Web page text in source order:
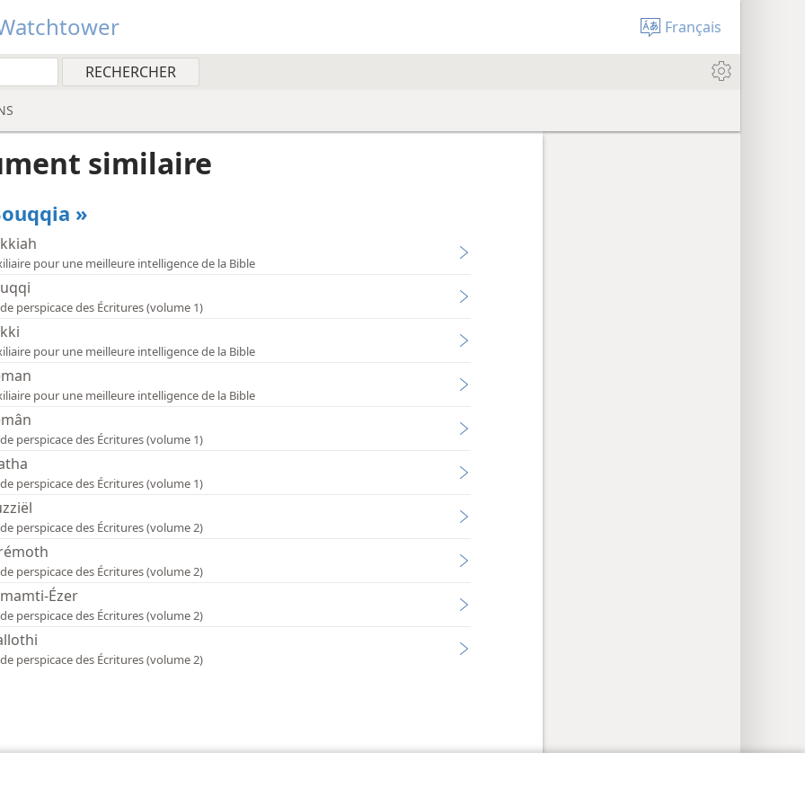
Français
similaire
»
pour une meilleure intelligence de la Bible
perspicace des Écritures (volume 1)
pour une meilleure intelligence de la Bible
pour une meilleure intelligence de la Bible
perspicace des Écritures (volume 1)
perspicace des Écritures (volume 1)
perspicace des Écritures (volume 2)
perspicace des Écritures (volume 2)
Ézer
perspicace des Écritures (volume 2)
perspicace des Écritures (volume 2)
Pennsylvania